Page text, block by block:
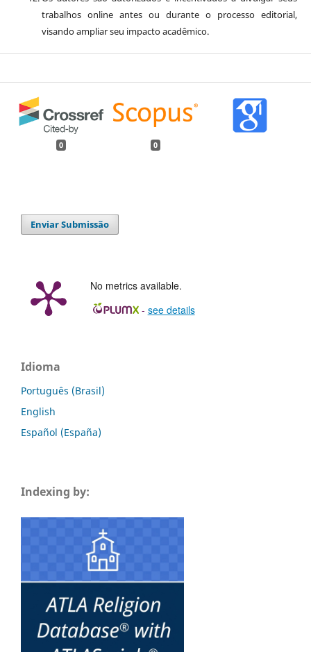
trabalhos online antes ou durante o processo editorial,
visando ampliar seu impacto acadêmico.
0 0
Enviar Submissão
No metrics available.
- see details
Idioma
Português (Brasil)
English
Español (España)
Indexing by: